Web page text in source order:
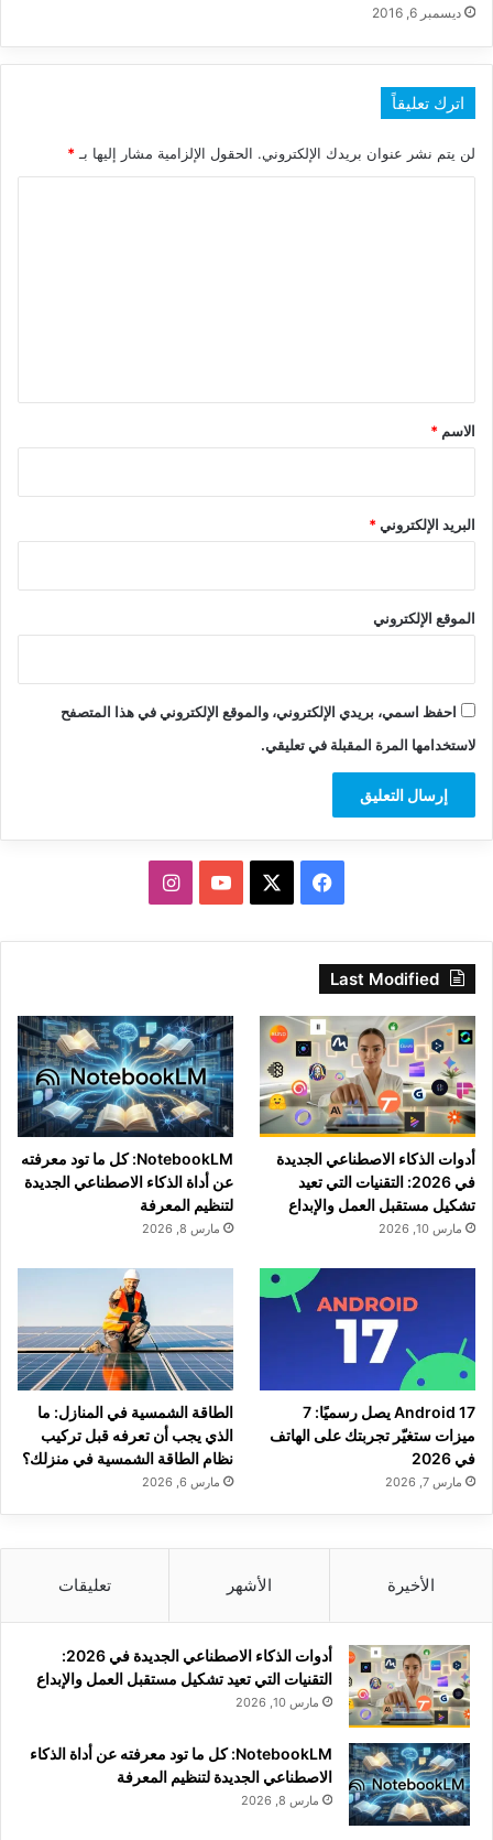
ديسمبر 6, 2016
اترك تعليقاً
لن يتم نشر عنوان بريدك الإلكتروني. الحقول الإلزامية مشار إليها بـ *
*
الاسم *
البريد الإلكتروني*
الموقع الإلكتروني
احفظ اسمي، بريدي الإلكتروني، والموقع الإلكتروني في هذا المتصفح
لاستخدامها المرة المقبلة في تعليقي.
فيسبوك ‫YouTubeانستقرام
Last Modified
أدوات الذكاء الاصطناعي الجديدة
في 2026: التقنيات التي تعيد
تشكيل مستقبل العمل والإبداع
مارس 10, 2026
NotebookLM: كل ما تود معرفته
عن أداة الذكاء الاصطناعي الجديدة
لتنظيم المعرفة
مارس 8, 2026
Android 17 يصل رسميًا: 7
ميزات ستغيّر تجربتك على الهاتف
في 2026
مارس 7, 2026
الطاقة الشمسية في المنازل: ما
الذي يجب أن تعرفه قبل تركيب
نظام الطاقة الشمسية في منزلك؟
مارس 6, 2026
الأخيرة الأشهر تعليقات
أدوات الذكاء الاصطناعي الجديدة في 2026:
التقنيات التي تعيد تشكيل مستقبل العمل والإبداع
مارس 10, 2026
NotebookLM: كل ما تود معرفته عن أداة الذكاء
الاصطناعي الجديدة لتنظيم المعرفة
مارس 8, 2026